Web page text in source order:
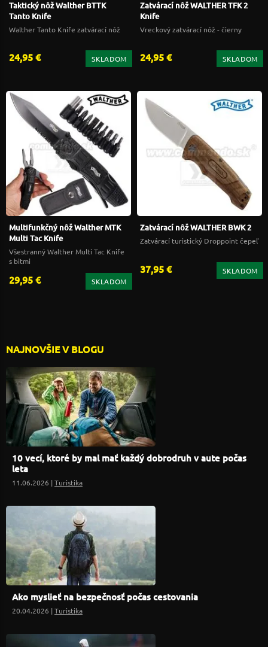
Taktický nôž Walther BTTK
Tanto Knife
Walther Tanto Knife zatvárací nôž
24,95 € SKLADOM
Zatvárací nôž WALTHER TFK 2
Knife
Vreckový zatvárací nôž - čierny
24,95 € SKLADOM
Multifunkčný nôž Walther MTK
Multi Tac Knife
Všestranný Walther Multi Tac Knife
s bitmi
29,95 € SKLADOM
Zatvárací nôž WALTHER BWK 2
Zatvárací turistický Droppoint čepeľ
37,95 € SKLADOM
NAJNOVŠIE V BLOGU
10 vecí, ktoré by mal mať každý dobrodruh v aute počas
leta
11.06.2026 |Turistika
Ako myslieť na bezpečnosť počas cestovania
20.04.2026 |Turistika